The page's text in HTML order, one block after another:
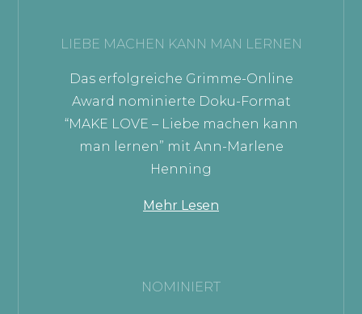
LIEBE MACHEN KANN MAN LERNEN
Das erfolgreiche Grimme-Online
Award nominierte Doku-Format
“MAKE LOVE – Liebe machen kann
man lernen” mit Ann-Marlene
Henning
Mehr Lesen
NOMINIERT